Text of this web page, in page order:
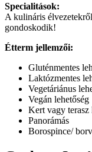
Specialitások:
A kulináris
gondoskodik!
Étterm jellemzői:
Gluténmentes
Laktózmentes
Vegetáriánus
Vegán lehetőség
Kert vagy terasz
Panorámás
Borospince/